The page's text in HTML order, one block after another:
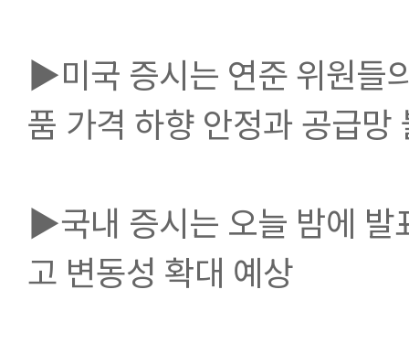
▶미국 증시는 연준 위원들
품 가격 하향 안정과 공급
▶국내 증시는 오늘 밤에 발
고 변동성 확대 예상